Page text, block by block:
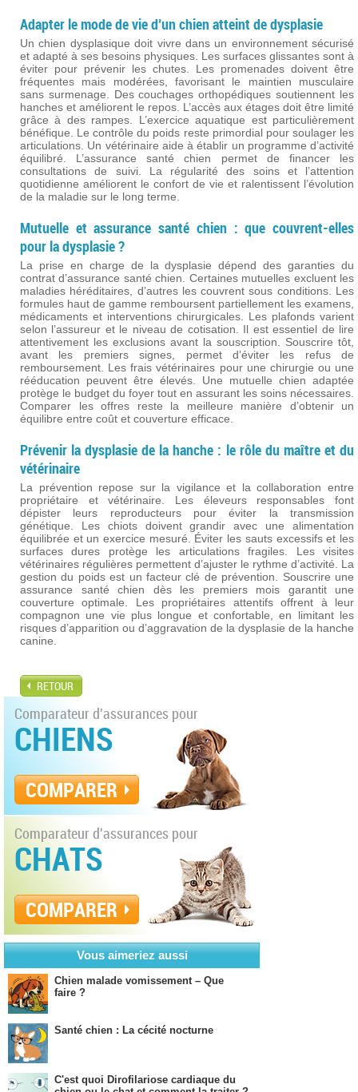
Adapter le mode de vie d’un chien atteint de dysplasie
Un chien dysplasique doit vivre dans un environnement sécurisé
et adapté à ses besoins physiques. Les surfaces glissantes sont à
éviter pour prévenir les chutes. Les promenades doivent être
fréquentes mais modérées, favorisant le maintien musculaire
sans surmenage. Des couchages orthopédiques soutiennent les
hanches et améliorent le repos. L’accès aux étages doit être limité
grâce à des rampes. L’exercice aquatique est particulièrement
bénéfique. Le contrôle du poids reste primordial pour soulager les
articulations. Un vétérinaire aide à établir un programme d’activité
équilibré. L’assurance santé chien permet de financer les
consultations de suivi. La régularité des soins et l’attention
quotidienne améliorent le confort de vie et ralentissent l’évolution
de la maladie sur le long terme.
Mutuelle et assurance santé chien : que couvrent-elles
pour la dysplasie ?
La prise en charge de la dysplasie dépend des garanties du
contrat d’assurance santé chien. Certaines mutuelles excluent les
maladies héréditaires, d’autres les couvrent sous conditions. Les
formules haut de gamme remboursent partiellement les examens,
médicaments et interventions chirurgicales. Les plafonds varient
selon l’assureur et le niveau de cotisation. Il est essentiel de lire
attentivement les exclusions avant la souscription. Souscrire tôt,
avant les premiers signes, permet d’éviter les refus de
remboursement. Les frais vétérinaires pour une chirurgie ou une
rééducation peuvent être élevés. Une mutuelle chien adaptée
protège le budget du foyer tout en assurant les soins nécessaires.
Comparer les offres reste la meilleure manière d’obtenir un
équilibre entre coût et couverture efficace.
Prévenir la dysplasie de la hanche : le rôle du maître et du
vétérinaire
La prévention repose sur la vigilance et la collaboration entre
propriétaire et vétérinaire. Les éleveurs responsables font
dépister leurs reproducteurs pour éviter la transmission
génétique. Les chiots doivent grandir avec une alimentation
équilibrée et un exercice mesuré. Éviter les sauts excessifs et les
surfaces dures protège les articulations fragiles. Les visites
vétérinaires régulières permettent d’ajuster le rythme d’activité. La
gestion du poids est un facteur clé de prévention. Souscrire une
assurance santé chien dès les premiers mois garantit une
couverture optimale. Les propriétaires attentifs offrent à leur
compagnon une vie plus longue et confortable, en limitant les
risques d’apparition ou d’aggravation de la dysplasie de la hanche
canine.
RETOUR
Comparateur d'assurances pour
CHIENS
COMPARER
Comparateur d'assurances pour
CHATS
COMPARER
Vous aimeriez aussi
Chien malade vomissement – Que
faire ?
Santé chien : La cécité nocturne
C'est quoi Dirofilariose cardiaque du